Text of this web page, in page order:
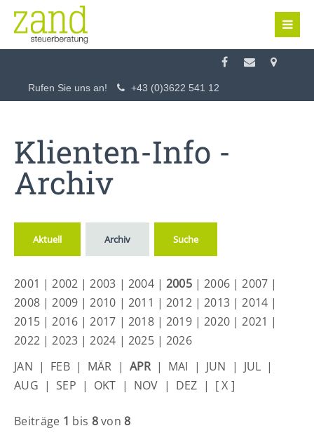
Login
Register|Lost your password?
Support
24h/ 365days
We offer support for our customers
Rufen Sie uns an! +43 (0)3622 541 12
Klienten-Info -
Archiv
Aktuell Archiv Suche
2001 |2002 |2003 | 2004| 2005 |2006 |2007 |
2008 |2009 |2010 | 2011 | 2012 |2013 |2014 |
2015 |2016 |2017 | 2018| 2019 |2020 |2021 |
2022 |2023 |2024 | 2025| 2026
JAN | FEB| MÄR | APR| MAI | JUN | JUL |
AUG | SEP | OKT | NOV | DEZ | [ X ]
Beiträge 1 bis 8von8